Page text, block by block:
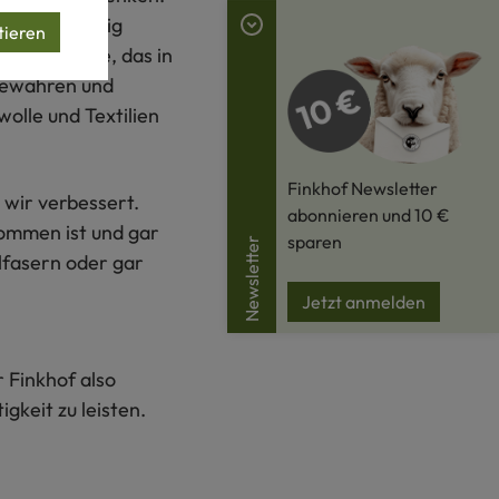
ein wenig
das Gute, das in
und
und Textilien
wir verbessert.
ist und gar
oder gar
Finkhof also
zu leisten.
Newsletter
Finkhof Newsletter
abonnieren und 10 €
sparen
Jetzt anmelden